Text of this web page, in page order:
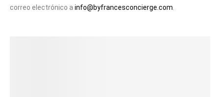
correo electrónico a info@byfrancesconcierge.com